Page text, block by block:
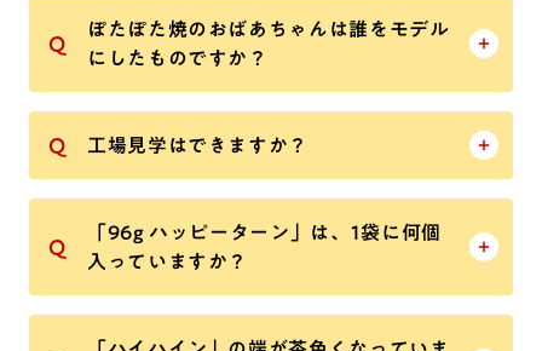
ぽたぽた焼のおばあちゃんは誰をモデル
にしたものですか？
工場見学はできますか？
「96g ハッピーターン」は、1袋に何個
入っていますか？